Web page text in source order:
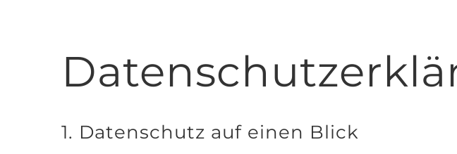
1. Datenschutz auf einen Blick